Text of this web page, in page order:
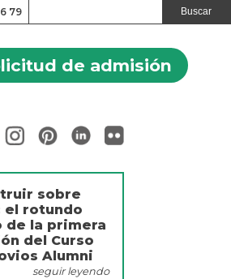
79
de admisión
sobre
el rotundo
de la primera
del Curso
Alumni
seguir leyendo